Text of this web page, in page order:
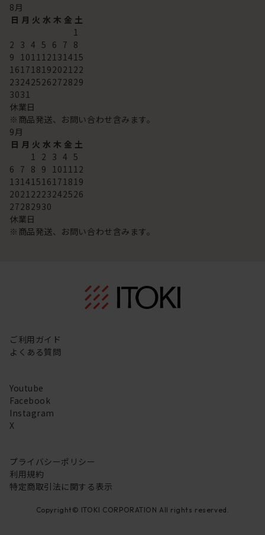
8 月
日 月 火 水 木 金 土
1
2 3 4 5 6 7 8
9
10 11 12 13 14 15
16 17 18 192021 22
23242526272829
3031
休業日
※商品発送、お問い合わせ含みます。
9 月
日 月 火 水 木 金 土
1
2 3 4 5
6 7 8 9 10 11 12
13 14 15 16 17 18 19
2021 2223242526
27282930
休業日
※商品発送、お問い合わせ含みます。
ご利用ガイド
よくある質問
Youtube
Facebook
Instagram
X
プライバシーポリシー
利用規約
特定商取引法に関する表示
Copyright© ITOKI CORPORATION All rights reserved.